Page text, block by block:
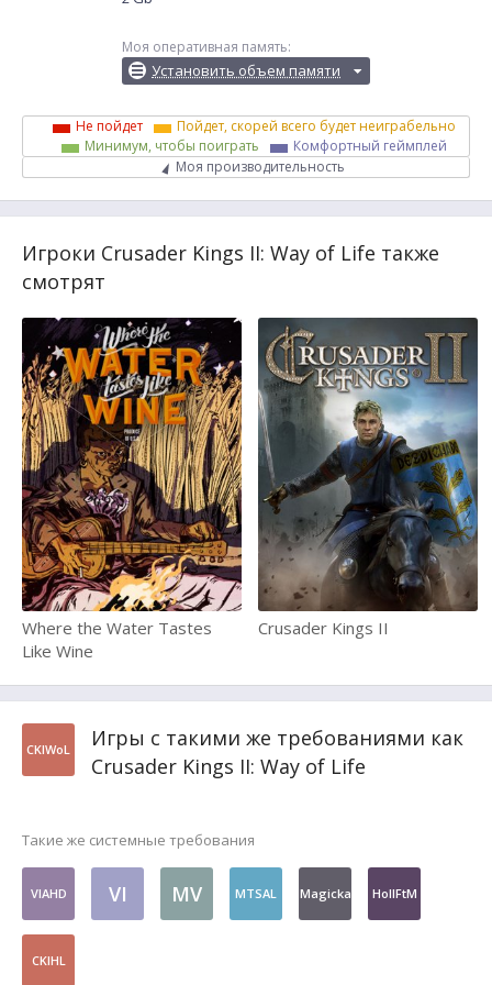
Моя оперативная память:
Установить объем памяти
Не пойдет
Пойдет, скорей всего будет неиграбельно
Минимум, чтобы поиграть
Комфортный геймплей
Моя производительность
Игроки Crusader Kings II: Way of Life также
смотрят
Where the Water Tastes
Like Wine
Crusader Kings II
CKIWoL
Игры с такими же требованиями как
Crusader Kings II: Way of Life
Такие же системные требования
VIAHD VI MV MTSAL Magicka HoIIFtM
CKIHL